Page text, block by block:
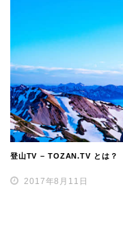
登山TV – TOZAN.TV とは？
2017年8月11日